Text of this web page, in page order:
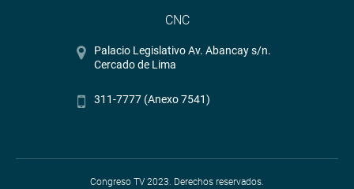
CNC
Palacio Legislativo Av. Abancay s/n.
Cercado de Lima
311-7777 (Anexo 7541)
Congreso TV 2023. Derechos reservados.